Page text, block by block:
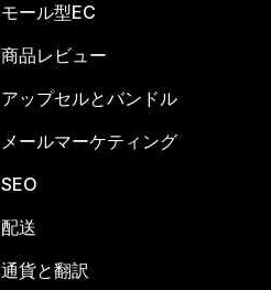
モール型EC
商品レビュー
アップセルとバンドル
メールマーケティング
SEO
配送
通貨と翻訳